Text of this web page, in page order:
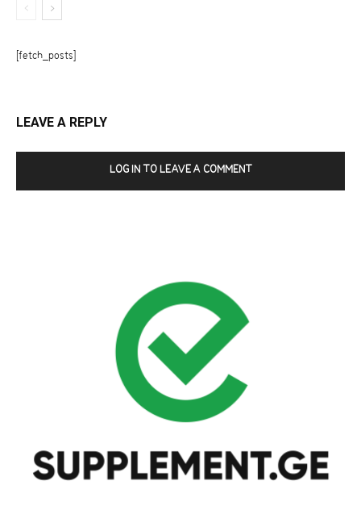
[fetch_posts]
LEAVE A REPLY
LOG IN TO LEAVE A COMMENT